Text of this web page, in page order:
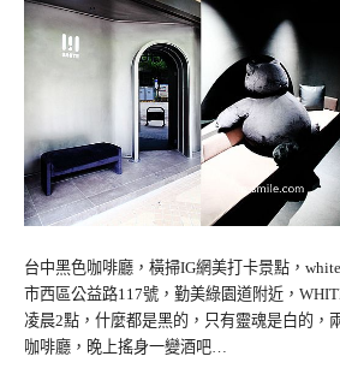
台中黑色咖啡廳，橫掃IG網美打卡景點，
市西區公益路117號，勤美綠園道附近，
凌晨2點，什麼都是黑的，只有靈魂是白的，
咖啡廳，晚上搖身一變酒吧…